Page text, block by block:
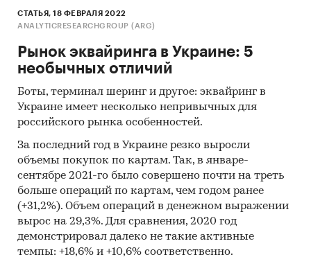
Выдержки из исследования:
- На украинском рынке фанеры в последние
годы нет выраженного тренда.
- В структуре рынка фанеры в 2019 г.
импортных поставок в 2,8 раз, а сальдо
торгового баланса было положительное и
составляло 67,4 тыс.м3.
- Лидером по импортным поставкам в 2019 г.
является Беларусь (более 42%).
- Большую часть продукции украинских
экспортеров покупает Польша (более 18%).
Данные игроков ВЭД:
Также в исследовании представлена
информация об участниках ВЭД с объемами
СТАТЬЯ, 18 ФЕВРАЛЯ 2022
ANALYTICRESEARCHGROUP (ARG)
Рынок эквайринга в Украине: 5
необычных отличий
Боты, терминал шеринг и другое: эквайринг в
Украине имеет несколько непривычных для
российского рынка особенностей.
За последний год в Украине резко выросли
объемы покупок по картам. Так, в январе-
сентябре 2021-го было совершено почти на треть
больше операций по картам, чем годом ранее
(+31,2%). Объем операций в денежном выражении
вырос на 29,3%. Для сравнения, 2020 год
демонстрировал далеко не такие активные
темпы: +18,6% и +10,6% соответственно.